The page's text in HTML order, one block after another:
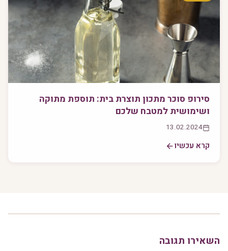
סירופ סוכר מתכון תוצרת בית: תוספת מתוקה
ושימושית למטבח שלכם
13.02.2024
קרא עכשיו
השאירו תגובה